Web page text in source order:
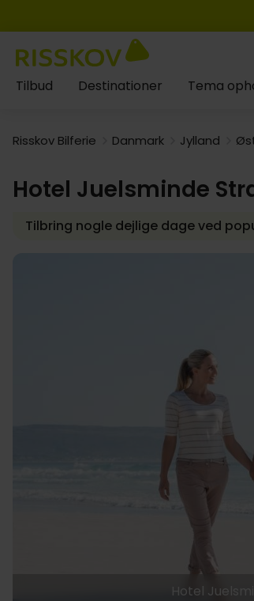
Tilbud Destinationer Tema
Risskov Bilferie Danmark Jylland
Hotel Juelsminde
Tilbring nogle dejlige dage ved
Hotel